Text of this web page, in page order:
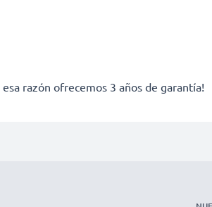
razón ofrecemos 3 años de garantía!